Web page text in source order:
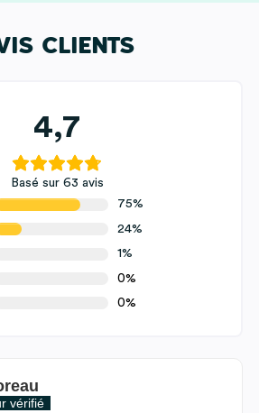
CLIENTS
4,7
Basé sur 63 avis
75%
24%
1%
0%
0%
vérifié